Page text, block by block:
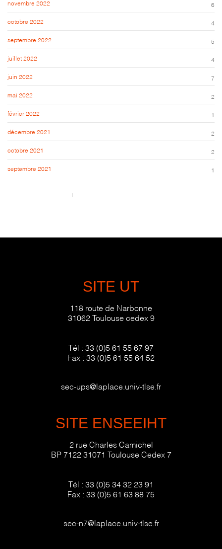
novembre 2022 6
octobre 2022 4
septembre 2022 5
juillet 2022 4
juin 2022 7
mai 2022 2
février 2022 1
décembre 2021 2
octobre 2021 2
septembre 2021 1
SITE UT
118 route de Narbonne
31062 Toulouse cedex 9
Tél : 33 (0)5 61 55 67 97
Fax : 33 (0)5 61 55 64 52
sec-ups@laplace.univ-tlse.fr
SITE ENSEEIHT
2 rue Charles Camichel
BP 7122 31071 Toulouse Cedex 7
Tél : 33 (0)5 34 32 23 91
Fax : 33 (0)5 61 63 88 75
sec-n7@laplace.univ-tlse.fr